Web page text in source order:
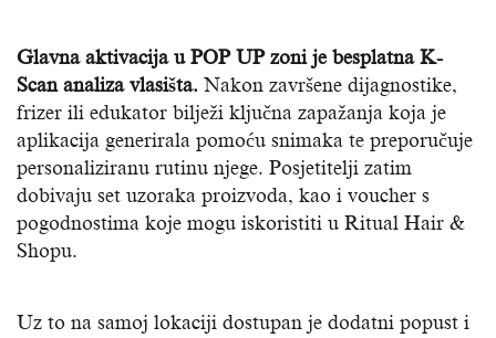
Glavna aktivacija u POP UP zoni je besplatna K-
Scan analiza vlasišta. Nakon završene dijagnostike,
frizer ili edukator bilježi ključna zapažanja koja je
aplikacija generirala pomoću snimaka te preporučuje
personaliziranu rutinu njege. Posjetitelji zatim
dobivaju set uzoraka proizvoda, kao i voucher s
pogodnostima koje mogu iskoristiti u Ritual Hair &
Shopu.
Uz to na samoj lokaciji dostupan je dodatni popust i